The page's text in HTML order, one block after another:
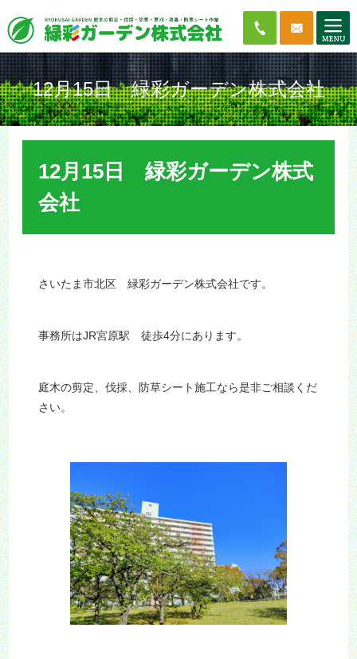
12月15日 緑彩ガーデン株式会社
12月15日 緑彩ガーデン株式
会社
さいたま市北区 緑彩ガーデン株式会社です。
事務所はJR宮原駅 徒歩4分にあります。
庭木の剪定、伐採、防草シート施工なら是非ご相談くだ
さい。